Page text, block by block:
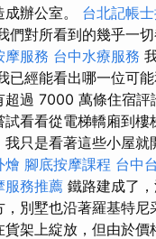
辦公室。 台北記帳
們對所看到的幾乎一
摩服務 台中水療服務
已經能看出哪一位可
超過 7000 萬條住宿評
試看看從電梯轎廂到
我只是看著這些小屋
燴 腳底按摩課程 台中
服務推薦 鐵路建成了
，別墅也沿著羅基特
貨架上綻放，但由於價